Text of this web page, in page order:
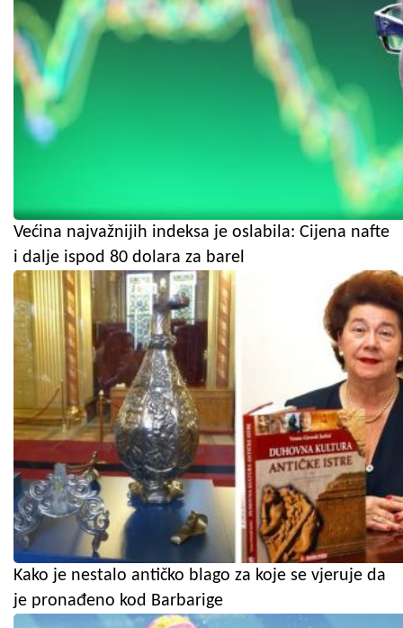
Većina najvažnijih indeksa je oslabila: Cijena nafte
i dalje ispod 80 dolara za barel
Kako je nestalo antičko blago za koje se vjeruje da
je pronađeno kod Barbarige